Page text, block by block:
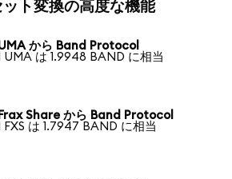
ット変換の高度な機能
から Band Protocol
UMA は 1.9948 BAND に相当
Frax Share から Band Protocol
FXS は 1.7947 BAND に相当